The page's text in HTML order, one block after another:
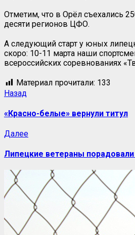
Отметим, что в Орёл съехались
десяти регионов ЦФО.
А следующий старт у юных
скоро: 10-11 марта наши
всероссийских соревнованиях
Материал прочитали: 133
Назад
«Красно-белые» вернули титул
Далее
Липецкие ветераны